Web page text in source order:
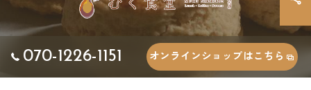
070-1226-1151 オンラインショップはこちら
© 2026 香川県三豊市でカフェならむく食堂 ALL RIGHTS RESERVED.